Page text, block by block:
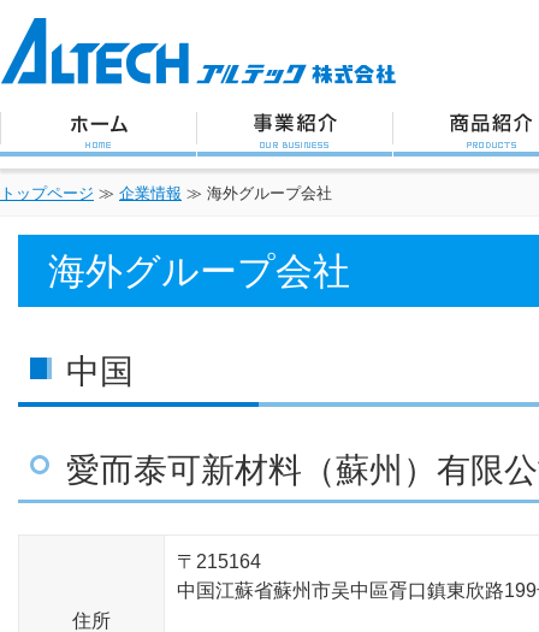
トップページ ≫ 企業情報 ≫ 海外グループ会社
海外グループ会社
中国
愛而泰可新材料（蘇州）有限
住所
〒215164
中国江蘇省蘇州市吴中區胥口鎮東欣路